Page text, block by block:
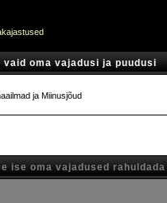
vaid oma vajadusi ja puudusi
ja Miinusjõud
ise oma vajadused rahuldada